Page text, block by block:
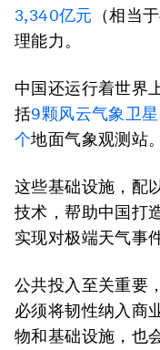
3,340亿元 （相当
理能力。
中国还运行着世界
括9颗风云气象卫星
个地面气象观测站。
这些基础设施，配
技术，帮助中国打
实现对极端天气事
公共投入至关重要
必须将韧性纳入商
物和基础设施，也